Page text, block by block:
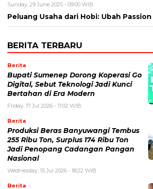
Sunday, 29 June 2025 - 09:00 WIB
Peluang Usaha dari Hobi: Ubah Passion
BERITA TERBARU
Berita
Bupati Sumenep Dorong Koperasi Go
Digital, Sebut Teknologi Jadi Kunci
Bertahan di Era Modern
Friday, 17 Jul 2026 - 11:02 WIB
Berita
Produksi Beras Banyuwangi Tembus
255 Ribu Ton, Surplus 174 Ribu Ton
Jadi Penopang Cadangan Pangan
Nasional
Wednesday, 15 Jul 2026 - 18:22 WIB
Berita